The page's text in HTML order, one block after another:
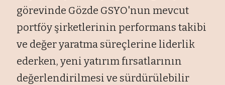
görevinde Gözde GSYO'nun mevcut
portföy şirketlerinin performans takibi
ve değer yaratma süreçlerine liderlik
ederken, yeni yatırım fırsatlarının
değerlendirilmesi ve sürdürülebilir